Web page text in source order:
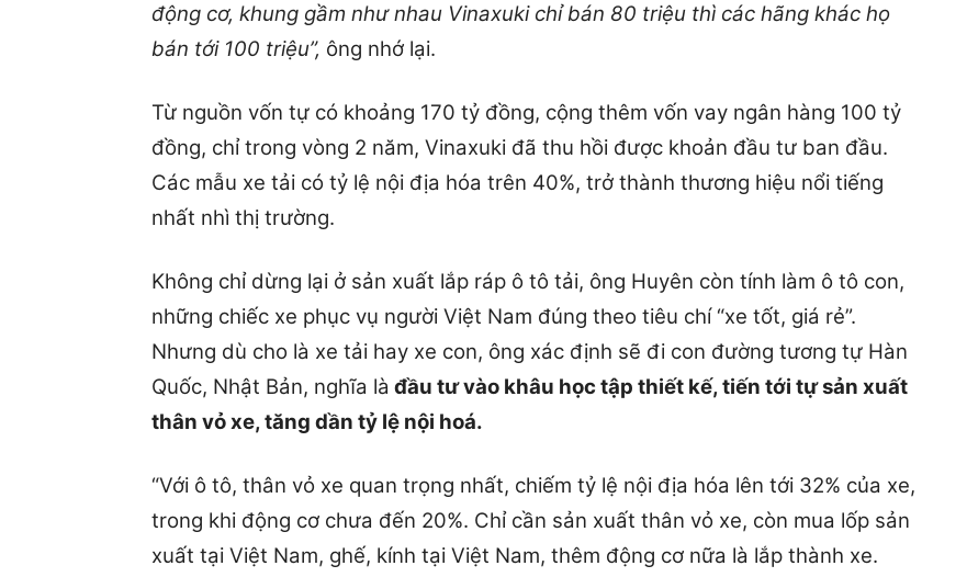
động cơ, khung gầm như nhau Vinaxuki chỉ bán 80 triệu thì các hãng khác họ
bán tới 100 triệu”, ông nhớ lại.
Từ nguồn vốn tự có khoảng 170 tỷ đồng, cộng thêm vốn vay ngân hàng 100 tỷ
đồng, chỉ trong vòng 2 năm, Vinaxuki đã thu hồi được khoản đầu tư ban đầu.
Các mẫu xe tải có tỷ lệ nội địa hóa trên 40%, trở thành thương hiệu nổi tiếng
nhất nhì thị trường.
Không chỉ dừng lại ở sản xuất lắp ráp ô tô tải, ông Huyên còn tính làm ô tô con,
những chiếc xe phục vụ người Việt Nam đúng theo tiêu chí “xe tốt, giá rẻ”.
Nhưng dù cho là xe tải hay xe con, ông xác định sẽ đi con đường tương tự Hàn
Quốc, Nhật Bản, nghĩa là đầu tư vào khâu học tập thiết kế, tiến tới tự sản xuất
thân vỏ xe, tăng dần tỷ lệ nội hoá.
“Với ô tô, thân vỏ xe quan trọng nhất, chiếm tỷ lệ nội địa hóa lên tới 32% của xe,
trong khi động cơ chưa đến 20%. Chỉ cần sản xuất thân vỏ xe, còn mua lốp sản
xuất tại Việt Nam, ghế, kính tại Việt Nam, thêm động cơ nữa là lắp thành xe.